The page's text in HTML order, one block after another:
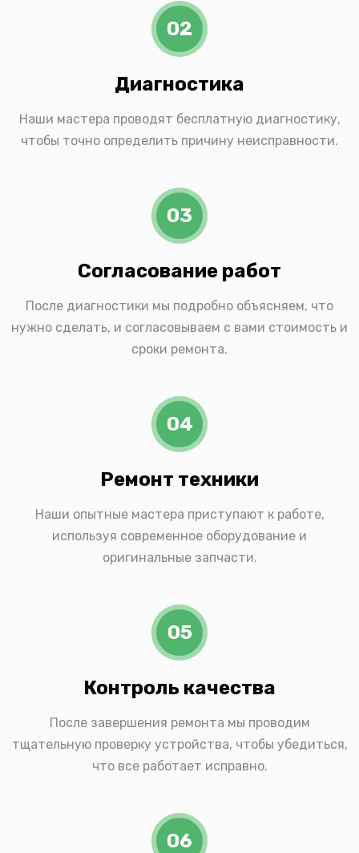
02
Диагностика
Наши мастера проводят бесплатную диагностику,
чтобы точно определить причину неисправности.
03
Согласование работ
После диагностики мы подробно объясняем, что
нужно сделать, и согласовываем с вами стоимость и
сроки ремонта.
04
Ремонт техники
Наши опытные мастера приступают к работе,
используя современное оборудование и
оригинальные запчасти.
05
Контроль качества
После завершения ремонта мы проводим
тщательную проверку устройства, чтобы убедиться,
что все работает исправно.
06